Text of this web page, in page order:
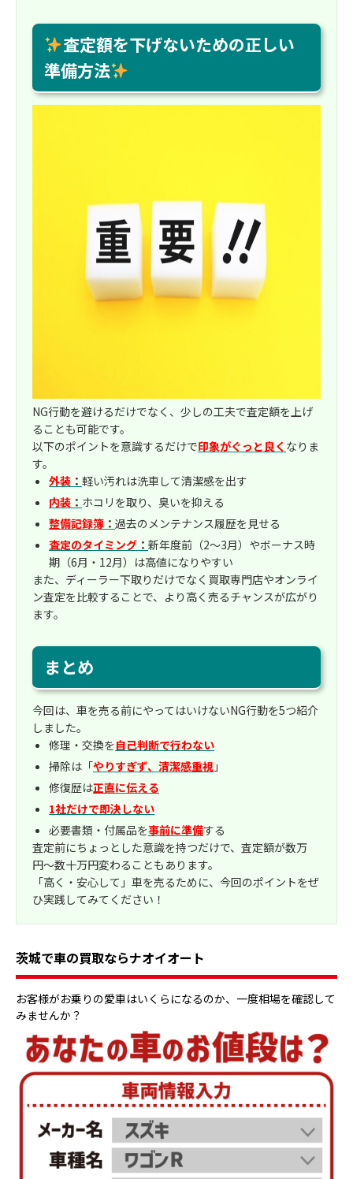
査定額を下げないための正しい
準備方法
NG行動を避けるだけでなく、少しの工夫で査定額を上げ
ることも可能です。
以下のポイントを意識するだけで印象がぐっと良く なりま
す。
外装 ： 軽い汚れは洗車して清潔感を出す
内装 ： ホコリを取り、臭いを抑える
整備記録簿 ： 過去のメンテナンス履歴を見せる
査定のタイミング ： 新年度前（2〜3月）やボーナス時
期（6月・12月）は高値になりやすい
また、ディーラー下取りだけでなく買取専門店やオンライ
ン査定を比較することで、より高く売るチャンスが広がり
ます。
まとめ
今回は、車を売る前にやってはいけないNG行動を5つ紹介
しました。
修理・交換を自己判断で行わない
掃除は「やりすぎず、清潔感重視 」
修復歴は正直に伝える
1社だけで即決しない
必要書類・付属品を事前に準備する
査定前にちょっとした意識を持つだけで、査定額が数万
円〜数十万円変わることもあります。
「高く・安心して」車を売るために、今回のポイントをぜ
ひ実践してみてください！
茨城で車の買取ならナオイオート
お客様がお乗りの愛車はいくらになるのか、一度相場を確認して
みませんか？